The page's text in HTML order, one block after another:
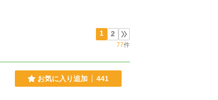
1 2
77件
お気に入り追加 441